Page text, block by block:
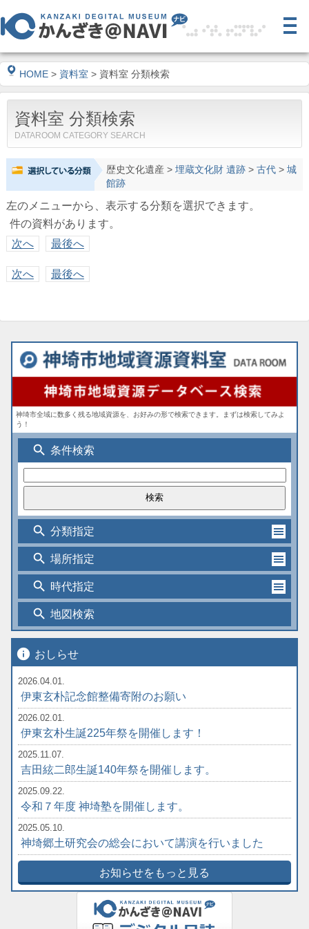
HOME > 資料室 > 資料室 分類検索
資料室 分類検索
DATAROOM CATEGORY SEARCH
歴史文化遺産> 埋蔵文化財 遺跡> 古代> 城
館跡
左のメニューから、表示する分類を選択できます。
件の資料があります。
次へ
最後へ
次へ 最後へ
神埼市全域に数多く残る地域資源を、お好みの形で検索できます。まずは検索してみよ
う！
search 条件検索
search 分類指定
search 場所指定
search 時代指定
search 地図検索
info おしらせ
2026.04.01.
伊東玄朴記念館整備寄附のお願い
2026.02.01.
伊東玄朴生誕225年祭を開催します！
2025.11.07.
吉田絃二郎生誕140年祭を開催します。
2025.09.22.
令和７年度 神埼塾を開催します。
2025.05.10.
神埼郷土研究会の総会において講演を行いました
お知らせをもっと見る